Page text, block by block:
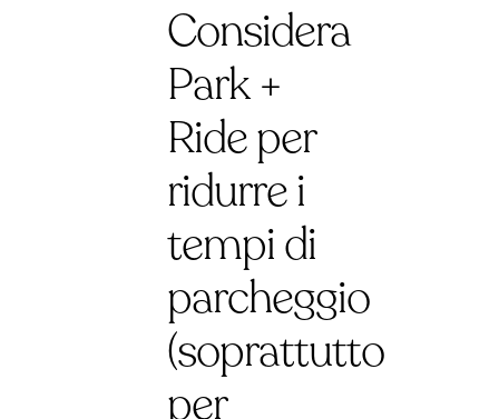
Considera
Park +
Ride per
ridurre i
tempi di
parcheggio
(soprattutto
per